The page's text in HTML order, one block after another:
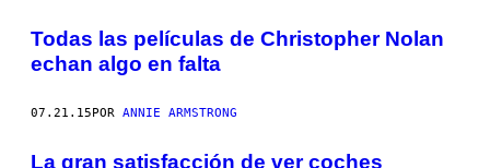
Todas las películas de Christopher Nolan
echan algo en falta
07.21.15 POR ANNIE ARMSTRONG
La gran satisfacción de ver coches